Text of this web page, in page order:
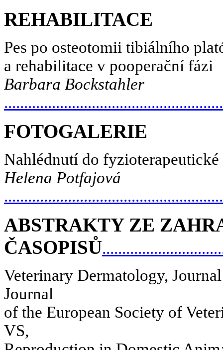
REHABILITACE
Pes po osteotomii tibiálního
a rehabilitace v pooperační fázi
Barbara Bockstahler
FOTOGALERIE
Nahlédnutí do
Helena Potfajová
ABSTRAKTY ZE
ČASOPISŮ
Veterinary Dermatology,
Journal
of the European Society of
VS,